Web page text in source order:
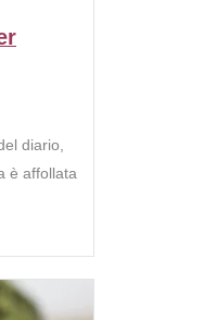
diario,
è affollata